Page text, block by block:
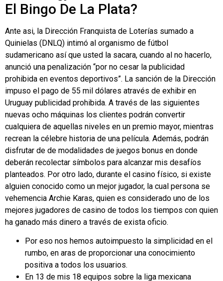
El Bingo De La Plata?
Ante asi, la Dirección Franquista de Loterías sumado a
Quinielas (DNLQ) intimó al organismo de fútbol
sudamericano así que usted la sacara, cuando al no hacerlo,
anunció una penalización “por no cesar la publicidad
prohibida en eventos deportivos”. La sanción de la Dirección
impuso el pago de 55 mil dólares através de exhibir en
Uruguay publicidad prohibida. A través de las siguientes
nuevas ocho máquinas los clientes podrán convertir
cualquiera de aquellas niveles en un premio mayor, mientras
recrean la célebre historia de una película. Además, podrán
disfrutar de de modalidades de juegos bonus en donde
deberán recolectar símbolos para alcanzar mis desafíos
planteados. Por otro lado, durante el casino físico, si existe
alguien conocido como un mejor jugador, la cual persona se
vehemencia Archie Karas, quien es considerado uno de los
mejores jugadores de casino de todos los tiempos con quien
ha ganado más dinero a través de exista oficio.
Por eso nos hemos autoimpuesto la simplicidad en el
rumbo, en aras de proporcionar una conocimiento
positiva a todos los usuarios.
En 13 de mis 18 equipos sobre la liga mexicana